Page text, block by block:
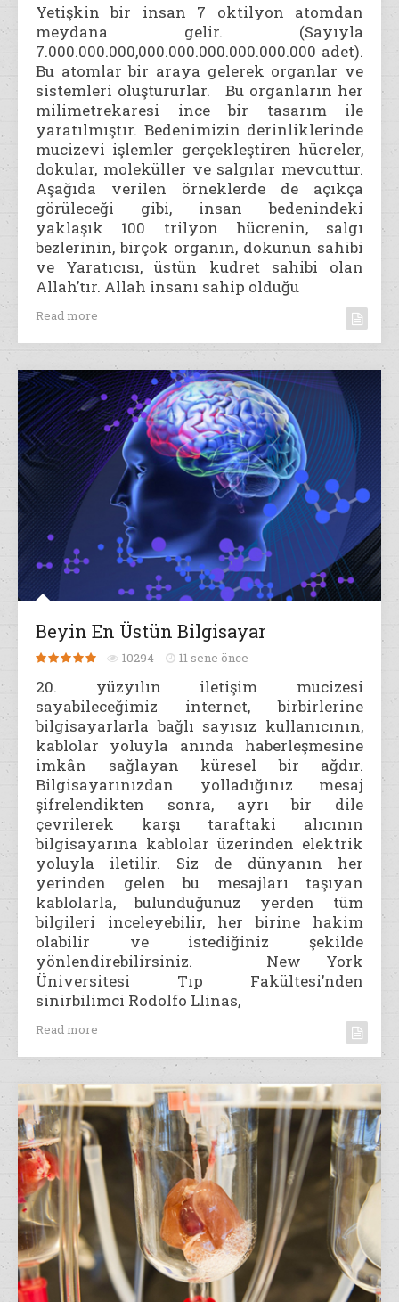
Yetişkin bir insan 7 oktilyon atomdan
meydana gelir. (Sayıyla
7.000.000.000,000.000.000.000.000.000 adet).
Bu atomlar bir araya gelerek organlar ve
sistemleri oluştururlar. Bu organların her
milimetrekaresi ince bir tasarım ile
yaratılmıştır. Bedenimizin derinliklerinde
mucizevi işlemler gerçekleştiren hücreler,
dokular, moleküller ve salgılar mevcuttur.
Aşağıda verilen örneklerde de açıkça
görüleceği gibi, insan bedenindeki
yaklaşık 100 trilyon hücrenin, salgı
bezlerinin, birçok organın, dokunun sahibi
ve Yaratıcısı, üstün kudret sahibi olan
Allah’tır. Allah insanı sahip olduğu
Read more
Beyin En Üstün Bilgisayar
10294 11 sene önce
20. yüzyılın iletişim mucizesi
sayabileceğimiz internet, birbirlerine
bilgisayarlarla bağlı sayısız kullanıcının,
kablolar yoluyla anında haberleşmesine
imkân sağlayan küresel bir ağdır.
Bilgisayarınızdan yolladığınız mesaj
şifrelendikten sonra, ayrı bir dile
çevrilerek karşı taraftaki alıcının
bilgisayarına kablolar üzerinden elektrik
yoluyla iletilir. Siz de dünyanın her
yerinden gelen bu mesajları taşıyan
kablolarla, bulunduğunuz yerden tüm
bilgileri inceleyebilir, her birine hakim
olabilir ve istediğiniz şekilde
yönlendirebilirsiniz. New York
Üniversitesi Tıp Fakültesi’nden
sinirbilimci Rodolfo Llinas,
Read more